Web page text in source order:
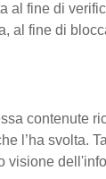
al fine di
al fine di
contenute
l’ha svolta.
visione